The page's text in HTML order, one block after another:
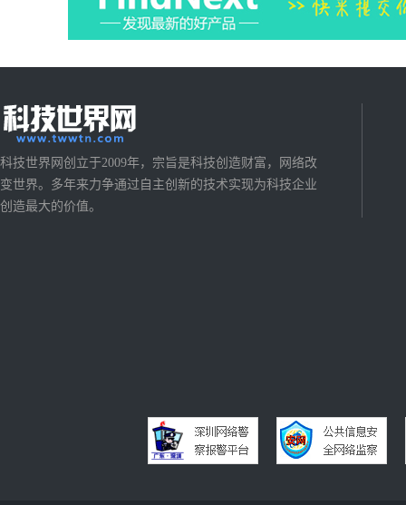
科技世界网创立于2009年，宗旨是科技创造财富，网络改
变世界。多年来力争通过自主创新的技术实现为科技企业
创造最大的价值。